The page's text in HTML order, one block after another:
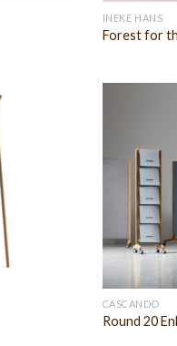
INEKE HANS
Forest for
CASCANDO
Round 20